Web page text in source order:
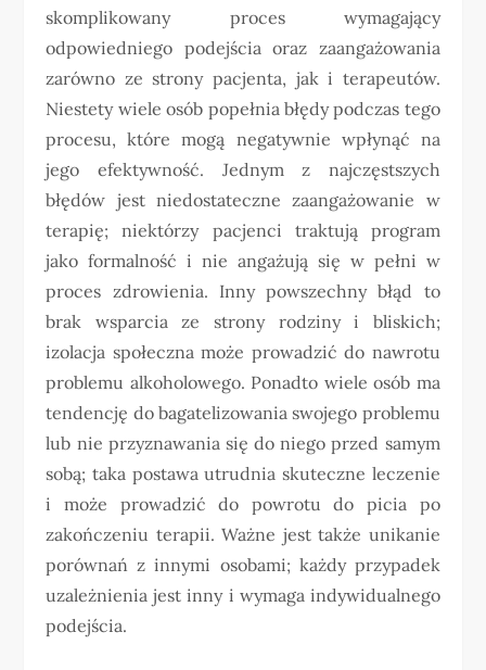
skomplikowany proces wymagający
odpowiedniego podejścia oraz zaangażowania
zarówno ze strony pacjenta, jak i terapeutów.
Niestety wiele osób popełnia błędy podczas tego
procesu, które mogą negatywnie wpłynąć na
jego efektywność. Jednym z najczęstszych
błędów jest niedostateczne zaangażowanie w
terapię; niektórzy pacjenci traktują program
jako formalność i nie angażują się w pełni w
proces zdrowienia. Inny powszechny błąd to
brak wsparcia ze strony rodziny i bliskich;
izolacja społeczna może prowadzić do nawrotu
problemu alkoholowego. Ponadto wiele osób ma
tendencję do bagatelizowania swojego problemu
lub nie przyznawania się do niego przed samym
sobą; taka postawa utrudnia skuteczne leczenie
i może prowadzić do powrotu do picia po
zakończeniu terapii. Ważne jest także unikanie
porównań z innymi osobami; każdy przypadek
uzależnienia jest inny i wymaga indywidualnego
podejścia.